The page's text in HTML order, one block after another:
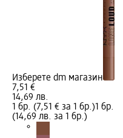
Изберете dm магазин
7,51 €
14,69 лв.
1 бр. (7,51 € за 1 бр.)1 бр.
(14,69 лв. за 1 бр.)